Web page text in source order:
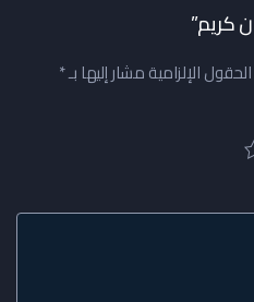
الحقول الإلزامية مشار إليها بـ*